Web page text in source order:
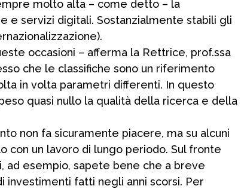
molto alta – come detto – la
e servizi digitali. Sostanzialmente stabili gli
occasioni – afferma la Rettrice, prof.ssa
che le classifiche sono un riferimento
in volta parametri differenti. In questo
quasi nullo la qualità della ricerca e della
non fa sicuramente piacere, ma su alcuni
con un lavoro di lungo periodo. Sul fronte
ad esempio, sapete bene che a breve
fatti negli anni scorsi. Per